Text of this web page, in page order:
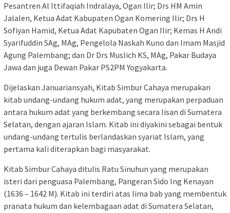
Pesantren Al Ittifaqiah Indralaya, Ogan Ilir; Drs HM Amin
Jalalen, Ketua Adat Kabupaten Ogan Komering Ilir; Drs H
Sofiyan Hamid, Ketua Adat Kapubaten Ogan Ilir; Kemas H Andi
Syarifuddin SAg, MAg, Pengelola Naskah Kuno dan Imam Masjid
Agung Palembang; dan Dr Drs Muslich KS, MAg, Pakar Budaya
Jawa dan juga Dewan Pakar PS2PM Yogyakarta.
Dijelaskan Januariansyah, Kitab Simbur Cahaya merupakan
kitab undang-undang hukum adat, yang merupakan perpaduan
antara hukum adat yang berkembang secara lisan di Sumatera
Selatan, dengan ajaran Islam. Kitab ini diyakini sebagai bentuk
undang-undang tertulis berlandaskan syariat Islam, yang
pertama kali diterapkan bagi masyarakat.
Kitab Simbur Cahaya ditulis Ratu Sinuhun yang merupakan
isteri dari penguasa Palembang, Pangeran Sido Ing Kenayan
(1636 – 1642 M). Kitab ini terdiri atas lima bab yang membentuk
pranata hukum dan kelembagaan adat di Sumatera Selatan,